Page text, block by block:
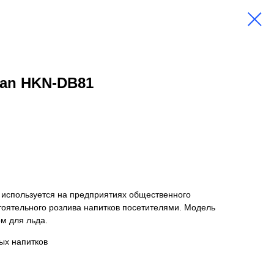
HKN-DB81
на предприятиях общественного
розлива напитков посетителями. Модель
для льда.
напитков